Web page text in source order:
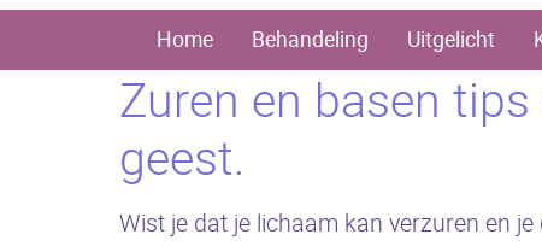
Home Behandeling Uitgelicht
Zuren en basen
geest.
Wist je dat je lichaam kan verzuren en